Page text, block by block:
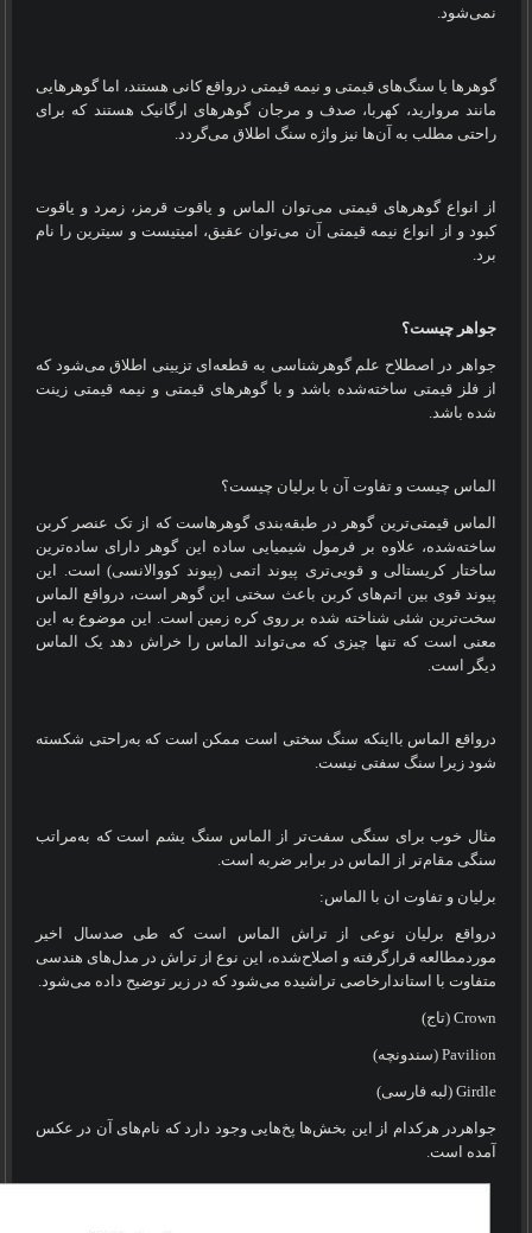
نمی‌شود.
گوهرها یا سنگ‌های قیمتی و نیمه قیمتی درواقع کانی هستند، اما گوهرهایی
مانند مروارید، کهربا، صدف و مرجان گوهرهای ارگانیک هستند که برای
راحتی مطلب به آن‌ها نیز واژه سنگ اطلاق می‌گردد.
از انواع گوهرهای قیمتی می‌توان الماس و یاقوت قرمز، زمرد و یاقوت
کبود و از انواع نیمه قیمتی آن می‌توان عقیق، امیتیست و سیترین را نام
برد.
جواهر چیست؟
جواهر در اصطلاح علم گوهرشناسی به قطعه‌ای تزیینی اطلاق می‌شود که
از فلز قیمتی ساخته‌شده باشد و با گوهرهای قیمتی و نیمه قیمتی زینت
شده باشد.
الماس چیست و تفاوت آن با برلیان چیست؟
الماس قیمتی‌ترین گوهر در طبقه‌بندی گوهرهاست که از تک عنصر کربن
ساخته‌شده، علاوه بر فرمول شیمیایی ساده این گوهر دارای ساده‌ترین
ساختار کریستالی و قویی‌تری پیوند اتمی (پیوند کووالانسی) است. این
پیوند قوی بین اتم‌های کربن باعث سختی این گوهر است، درواقع الماس
سخت‌ترین شئی شناخته شده بر روی کره زمین است. این موضوع به این
معنی است که تنها چیزی که می‌تواند الماس را خراش دهد یک الماس
دیگر است.
درواقع الماس بااینکه سنگ سختی است ممکن است که به‌راحتی شکسته
شود زیرا سنگ سفتی نیست.
مثال خوب برای سنگی سفت‌تر از الماس سنگ یشم است که به‌مراتب
سنگی مقام‌تر از الماس در برابر ضربه است.
برلیان و تفاوت ان با الماس:
درواقع برلیان نوعی از تراش الماس است که طی صدسال اخیر
موردمطالعه قرارگرفته و اصلاح‌شده، این نوع از تراش در مدل‌های هندسی
متفاوت با استاندارخاصی تراشیده می‌شود که در زیر توضیح داده می‌شود.
Crown (تاج)
Pavilion (سندونچه)
Girdle (لبه فارسی)
جواهردر هرکدام از این بخش‌ها پخ‌هایی وجود دارد که نام‌های آن در عکس
آمده است.